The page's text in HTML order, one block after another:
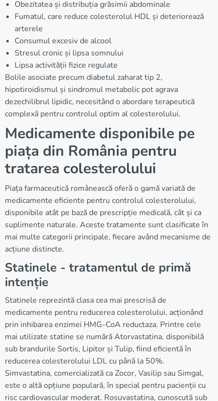
Obezitatea și distribuția grăsimii abdominale
Fumatul, care reduce colesterolul HDL și deteriorează
arterele
Consumul excesiv de alcool
Stresul cronic și lipsa somnului
Lipsa activității fizice regulate
Bolile asociate precum diabetul zaharat tip 2,
hipotiroidismul și sindromul metabolic pot agrava
dezechilibrul lipidic, necesitând o abordare terapeutică
complexă pentru controlul optim al colesterolului.
Medicamente disponibile pe
piața din România pentru
tratarea colesterolului
Piața farmaceutică românească oferă o gamă variată de
medicamente eficiente pentru controlul colesterolului,
disponibile atât pe bază de prescripție medicală, cât și ca
suplimente naturale. Aceste tratamente sunt clasificate în
mai multe categorii principale, fiecare având mecanisme de
acțiune distincte.
Statinele - tratamentul de primă
intenție
Statinele reprezintă clasa cea mai prescrisă de
medicamente pentru reducerea colesterolului, acționând
prin inhibarea enzimei HMG-CoA reductaza. Printre cele
mai utilizate statine se numără Atorvastatina, disponibilă
sub brandurile Sortis, Lipitor și Tulip, fiind eficientă în
reducerea colesterolului LDL cu până la 50%.
Simvastatina, comercializată ca Zocor, Vasilip sau Simgal,
este o altă opțiune populară, în special pentru pacienții cu
risc cardiovascular moderat. Rosuvastatina, cunoscută sub